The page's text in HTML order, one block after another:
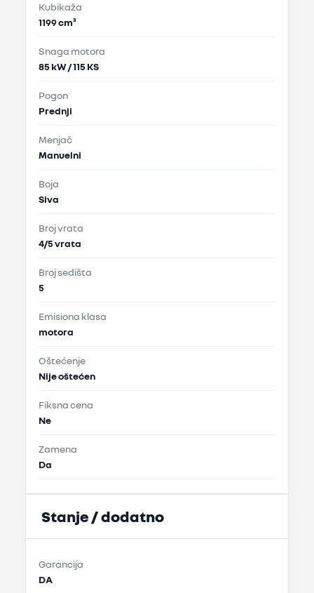
Kubikaža
1199 cm³
Snaga motora
85 kW / 115 KS
Pogon
Prednji
Menjač
Manuelni
Boja
Siva
Broj vrata
4/5 vrata
Broj sedišta
5
Emisiona klasa
motora
Oštećenje
Nije oštećen
Fiksna cena
Ne
Zamena
Da
Stanje / dodatno
Garancija
DA